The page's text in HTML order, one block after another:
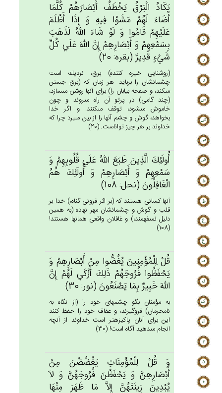
يَكَادُ الْبَرْق‌ُ يَخْطَف‌ُ أَبْصَارَهُم‌ْ كُلَّمَا
أَضَاءَ لَهُم‌ْ مَشَوْا فِيه‌ِ وَ إِذَا أَظْلَم‌َ
عَلَيْهِم‌ْ قَامُوا وَ لَوْ شَاءَ الله‌ُ لَذَهَب‌َ
بِسَمْعِهِم‌ْ وَ أَبْصَارِهِم‌ْ إِن‌َّ الله‌َ عَلَي‌ كُل‌ِّ
شَي‌ْءٍ قَدِيرٌ (بقره: 20)
(روشنايى خيره كننده) برق، نزديك است
چشمانشان را بربايد. هر زمان كه (برق جستن
مى‏كند، و صفحه بيابان را) براى آنها روشن مى‏سازد،
(چند گامى) در پرتو آن راه مى‏روند و چون
خاموش مى‏شود، توقف مى‏كنند. و اگر خدا
بخواهد، گوش و چشم آنها را از بين مى‏برد چرا كه
خداوند بر هر چيز تواناست. (20)
أُولَئِك‌َ الَّذِين‌َ طَبَع‌َ الله‌ُ عَلَي‌ قُلُوبِهِم‌ْ وَ
سَمْعِهِم‌ْ وَ أَبْصَارِهِم‌ْ وَ أُولَئِك‌َ هُم‌ُ
الْغَافِلُون‌َ (نحل: 108)
آنها كسانى هستند كه (بر اثر فزونى گناه،) خدا بر
قلب و گوش و چشمانشان مهر نهاده (به همين
دليل نمى‏فهمند،) و غافلان واقعى همانها هستند!
(108)
قُلْ‌ لِلْمُؤْمِنِين‌َ يُغُضُّوا مِن‌ْ أَبْصَارِهِم‌ْ وَ
يَحْفَظُوا فُرُوجَهُم‌ْ ذَلِك‌َ أَزْكَي‌ لَهُم‌ْ إِن‌َّ
الله‌َ خَبِيرٌ بِمَا يَصْنَعُون‌َ (نور: 30)
به مؤمنان بگو چشمهاى خود را (از نگاه به
نامحرمان) فروگيرند، و عفاف خود را حفظ كنند
اين براى آنان پاكيزه‏تر است خداوند از آنچه
انجام مى‏دهيد آگاه است! (30)
وَ قُلْ‌ لِلْمُؤْمِنَات‌ِ يَغْضُضْن‌َ مِن‌ْ
أَبْصَارِهِن‌َّ وَ يَحْفَظْن‌َ فُرُوجَهُن‌َّ وَ لاَ
يُبْدِين‌َ زِينَتَهُن‌َّ إِلاَّ مَا ظَهَرَ مِنْهَا